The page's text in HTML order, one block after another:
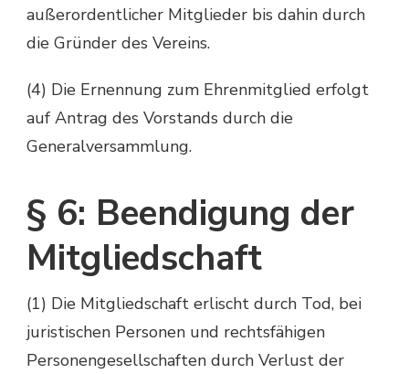
außerordentlicher Mitglieder bis dahin durch
die Gründer des Vereins.
(4) Die Ernennung zum Ehrenmitglied erfolgt
auf Antrag des Vorstands durch die
Generalversammlung.
§ 6: Beendigung der
Mitgliedschaft
(1) Die Mitgliedschaft erlischt durch Tod, bei
juristischen Personen und rechtsfähigen
Personengesellschaften durch Verlust der